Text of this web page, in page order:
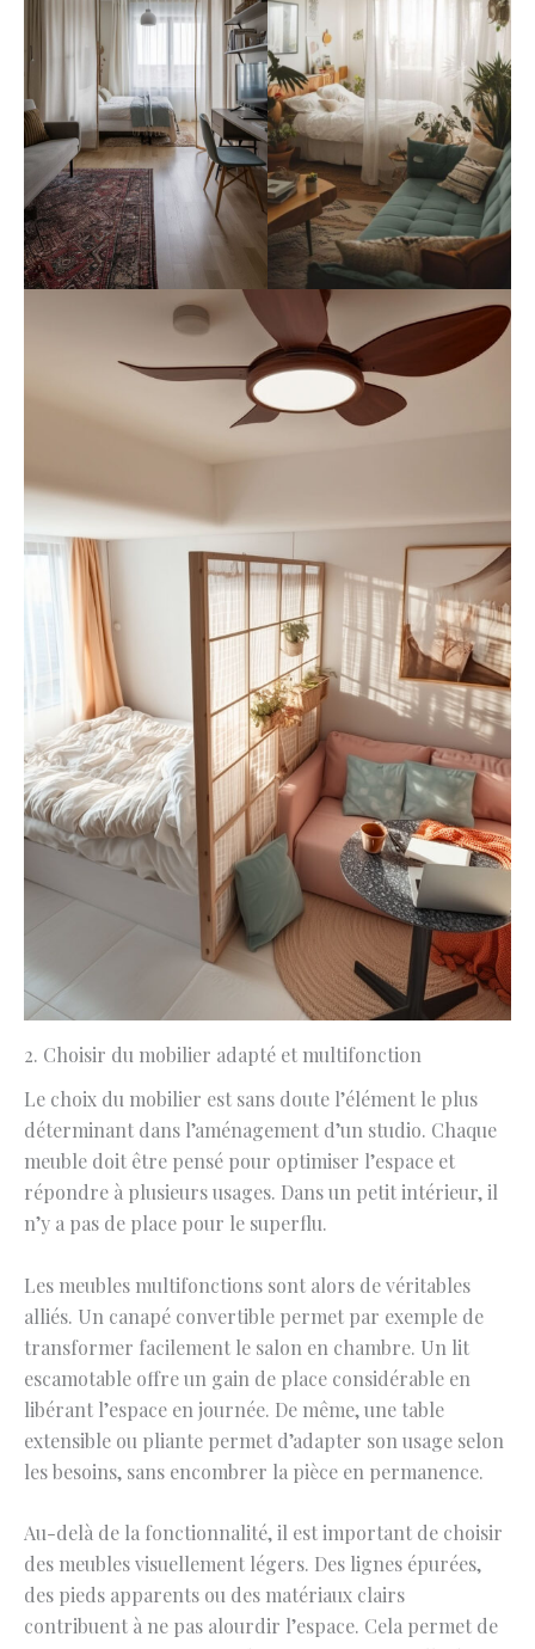
2. Choisir du mobilier adapté et multifonction
Le choix du mobilier est sans doute l’élément le plus
déterminant dans l’aménagement d’un studio. Chaque
meuble doit être pensé pour optimiser l’espace et
répondre à plusieurs usages. Dans un petit intérieur, il
n’y a pas de place pour le superflu.
Les meubles multifonctions sont alors de véritables
alliés. Un canapé convertible permet par exemple de
transformer facilement le salon en chambre. Un lit
escamotable offre un gain de place considérable en
libérant l’espace en journée. De même, une table
extensible ou pliante permet d’adapter son usage selon
les besoins, sans encombrer la pièce en permanence.
Au-delà de la fonctionnalité, il est important de choisir
des meubles visuellement légers. Des lignes épurées,
des pieds apparents ou des matériaux clairs
contribuent à ne pas alourdir l’espace. Cela permet de